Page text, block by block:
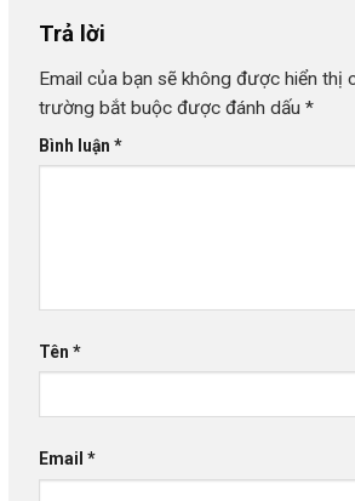
Trả lời
Email của bạn sẽ không được hiển thị
trường bắt buộc được đánh dấu *
Bình luận *
Tên *
Email *